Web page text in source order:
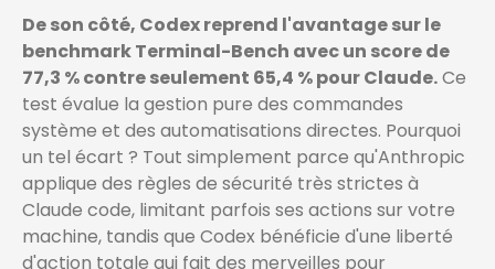
De son côté, Codex reprend l'avantage sur le
benchmark Terminal-Bench avec un score de
77,3 % contre seulement 65,4 % pour Claude.Ce
test évalue la gestion pure des commandes
système et des automatisations directes. Pourquoi
un tel écart ? Tout simplement parce qu'Anthropic
applique des règles de sécurité très strictes à
Claude code, limitant parfois ses actions sur votre
machine, tandis que Codex bénéficie d'une liberté
d'action totale qui fait des merveilles pour